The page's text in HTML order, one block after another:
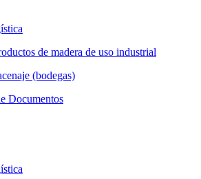
de madera de uso industrial
(bodegas)
Documentos